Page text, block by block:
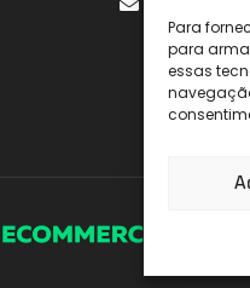
Para
para
essas